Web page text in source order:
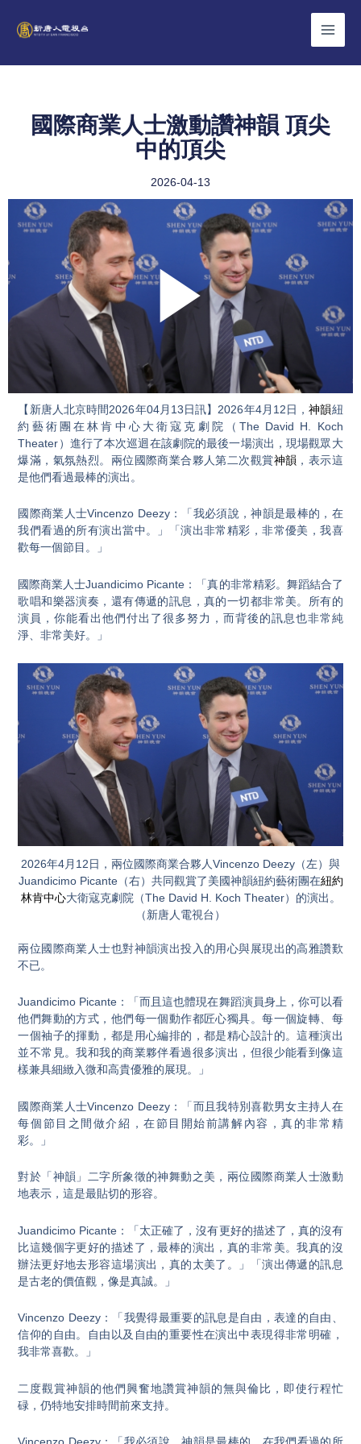
國際商業人士激動讚神韻 頂尖
中的頂尖
2026-04-13
Video
【新唐人北京時間2026年04月13日訊】2026年4月12日，神韻紐
約藝術團在林肯中心大衛寇克劇院（The David H. Koch
Theater）進行了本次巡迴在該劇院的最後一場演出，現場觀眾大
爆滿，氣氛熱烈。兩位國際商業合夥人第二次觀賞神韻 ，表示這
是他們看過最棒的演出。
國際商業人士Vincenzo Deezy：「我必須說，神韻是最棒的，在
我們看過的所有演出當中。」「演出非常精彩，非常優美，我喜
歡每一個節目。」
國際商業人士Juandicimo Picante：「真的非常精彩。舞蹈結合了
歌唱和樂器演奏，還有傳遞的訊息，真的一切都非常美。所有的
演員，你能看出他們付出了很多努力，而背後的訊息也非常純
淨、非常美好。」
2026年4月12日，兩位國際商業合夥人Vincenzo Deezy（左）與
Juandicimo Picante（右）共同觀賞了美國神韻紐約藝術團在紐約
林肯中心大衛寇克劇院（The David H. Koch Theater）的演出。
（新唐人電視台）
兩位國際商業人士也對神韻演出投入的用心與展現出的高雅讚歎
不已。
Juandicimo Picante：「而且這也體現在舞蹈演員身上，你可以看
他們舞動的方式，他們每一個動作都匠心獨具。每一個旋轉、每
一個袖子的揮動，都是用心編排的，都是精心設計的。這種演出
並不常見。我和我的商業夥伴看過很多演出，但很少能看到像這
樣兼具細緻入微和高貴優雅的展現。」
國際商業人士Vincenzo Deezy：「而且我特別喜歡男女主持人在
每個節目之間做介紹，在節目開始前講解內容，真的非常精
彩。」
對於「神韻」二字所象徵的神舞動之美，兩位國際商業人士激動
地表示，這是最貼切的形容。
Juandicimo Picante：「太正確了，沒有更好的描述了，真的沒有
比這幾個字更好的描述了，最棒的演出，真的非常美。我真的沒
辦法更好地去形容這場演出，真的太美了。」「演出傳遞的訊息
是古老的價值觀，像是真誠。」
Vincenzo Deezy：「我覺得最重要的訊息是自由，表達的自由、
信仰的自由。自由以及自由的重要性在演出中表現得非常明確，
我非常喜歡。」
二度觀賞神韻的他們興奮地讚賞神韻的無與倫比，即使行程忙
碌，仍特地安排時間前來支持。